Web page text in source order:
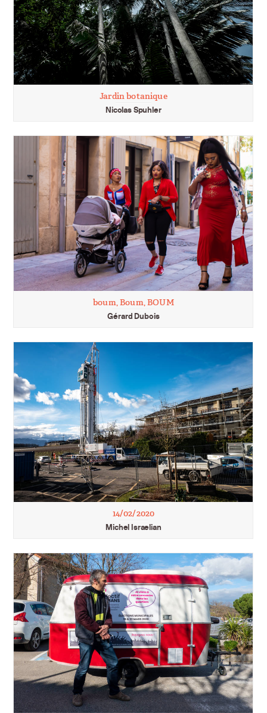
Jardin botanique
Nicolas Spuhler
boum, Boum, BOUM
Gérard Dubois
14/02/2020
Michel Israelian